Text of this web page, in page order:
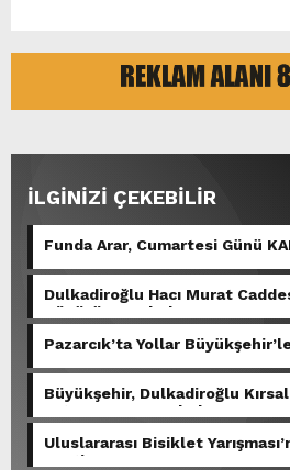
İLGİNİZİ ÇEKEBİLİR
Funda Arar, Cumartesi Günü
Dulkadiroğlu Hacı Murat
Dönüşüm Başladı.
Pazarcık’ta Yollar
Büyükşehir, Dulkadiroğlu
Yatırımını Tamamladı.
Uluslararası Bisiklet
Kesti.